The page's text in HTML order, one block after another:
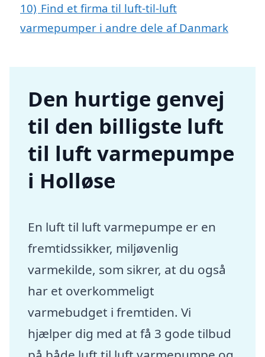
10) Find et firma til luft-til-luft
varmepumper i andre dele af Danmark
Den hurtige genvej
til den billigste luft
til luft varmepumpe
i Holløse
En luft til luft varmepumpe er en
fremtidssikker, miljøvenlig
varmekilde, som sikrer, at du også
har et overkommeligt
varmebudget i fremtiden. Vi
hjælper dig med at få 3 gode tilbud